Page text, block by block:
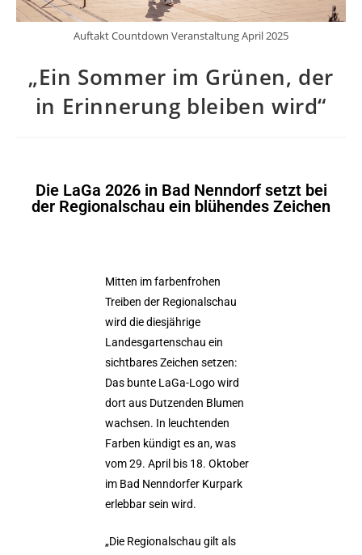
Auftakt Countdown Veranstaltung April 2025
„Ein Sommer im Grünen, der
in Erinnerung bleiben wird“
Die LaGa 2026 in Bad Nenndorf setzt bei
der Regionalschau ein blühendes Zeichen
Mitten im farbenfrohen
Treiben der Regionalschau
wird die diesjährige
Landesgartenschau ein
sichtbares Zeichen setzen:
Das bunte LaGa-Logo wird
dort aus Dutzenden Blumen
wachsen. In leuchtenden
Farben kündigt es an, was
vom 29. April bis 18. Oktober
im Bad Nenndorfer Kurpark
erlebbar sein wird.
„Die Regionalschau gilt als